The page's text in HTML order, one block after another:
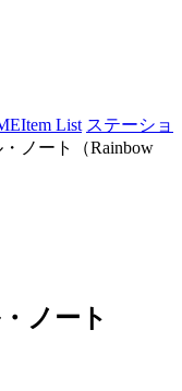
Item List ステーショ
ノート（Rainbow
ノート